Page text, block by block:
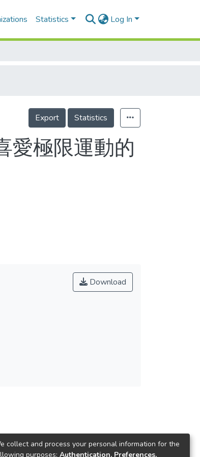
Statistics Log In
Export Statistics
愛極限運動的
Download
collect and process your personal information for the
purposes: Authentication, Preferences,